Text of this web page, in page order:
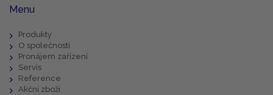
Menu
Produkty
O společnosti
Pronájem zařízení
Servis
Reference
Akční zboží